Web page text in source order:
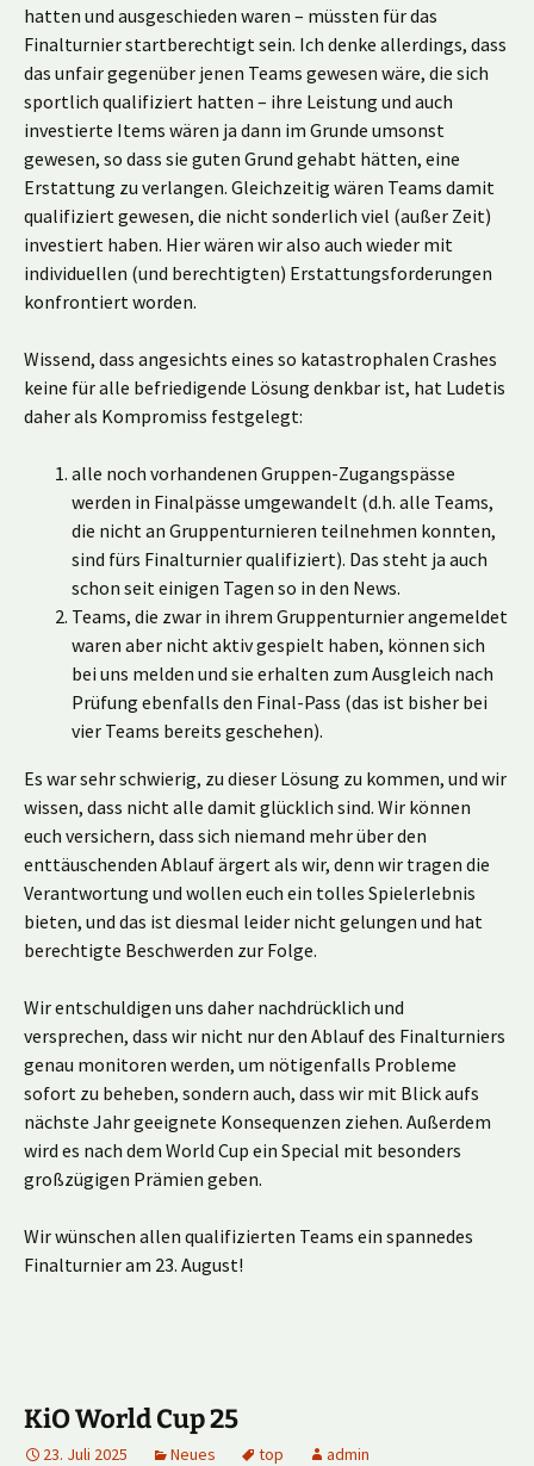
hatten und ausgeschieden waren – müssten für das
Finalturnier startberechtigt sein. Ich denke allerdings, dass
das unfair gegenüber jenen Teams gewesen wäre, die sich
sportlich qualifiziert hatten – ihre Leistung und auch
investierte Items wären ja dann im Grunde umsonst
gewesen, so dass sie guten Grund gehabt hätten, eine
Erstattung zu verlangen. Gleichzeitig wären Teams damit
qualifiziert gewesen, die nicht sonderlich viel (außer Zeit)
investiert haben. Hier wären wir also auch wieder mit
individuellen (und berechtigten) Erstattungsforderungen
konfrontiert worden.
Wissend, dass angesichts eines so katastrophalen Crashes
keine für alle befriedigende Lösung denkbar ist, hat Ludetis
daher als Kompromiss festgelegt:
alle noch vorhandenen Gruppen-Zugangspässe
werden in Finalpässe umgewandelt (d.h. alle Teams,
die nicht an Gruppenturnieren teilnehmen konnten,
sind fürs Finalturnier qualifiziert). Das steht ja auch
schon seit einigen Tagen so in den News.
Teams, die zwar in ihrem Gruppenturnier angemeldet
waren aber nicht aktiv gespielt haben, können sich
bei uns melden und sie erhalten zum Ausgleich nach
Prüfung ebenfalls den Final-Pass (das ist bisher bei
vier Teams bereits geschehen).
Es war sehr schwierig, zu dieser Lösung zu kommen, und wir
wissen, dass nicht alle damit glücklich sind. Wir können
euch versichern, dass sich niemand mehr über den
enttäuschenden Ablauf ärgert als wir, denn wir tragen die
Verantwortung und wollen euch ein tolles Spielerlebnis
bieten, und das ist diesmal leider nicht gelungen und hat
berechtigte Beschwerden zur Folge.
Wir entschuldigen uns daher nachdrücklich und
versprechen, dass wir nicht nur den Ablauf des Finalturniers
genau monitoren werden, um nötigenfalls Probleme
sofort zu beheben, sondern auch, dass wir mit Blick aufs
nächste Jahr geeignete Konsequenzen ziehen. Außerdem
wird es nach dem World Cup ein Special mit besonders
großzügigen Prämien geben.
Wir wünschen allen qualifizierten Teams ein spannedes
Finalturnier am 23. August!
KiO World Cup 25
23. Juli 2025 Neues top admin